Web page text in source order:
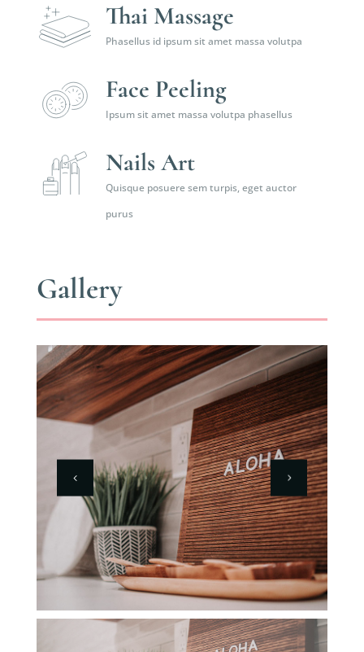
Thai Massage
Phasellus id ipsum sit amet massa volutpa
Face Peeling
Ipsum sit amet massa volutpa phasellus
Nails Art
Quisque posuere sem turpis, eget auctor
purus
Gallery